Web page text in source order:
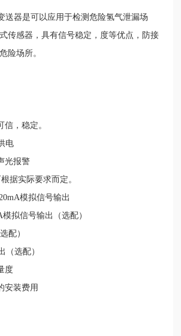
送器是可以应用于检测危险氢气泄漏场
传感器，具有信号稳定，度等优点，防接
险场所。
信，稳定。
电
光报警
据实际要求而定。
模拟信号输出
模拟信号输出（选配）
配）
（选配）
度
安装费用